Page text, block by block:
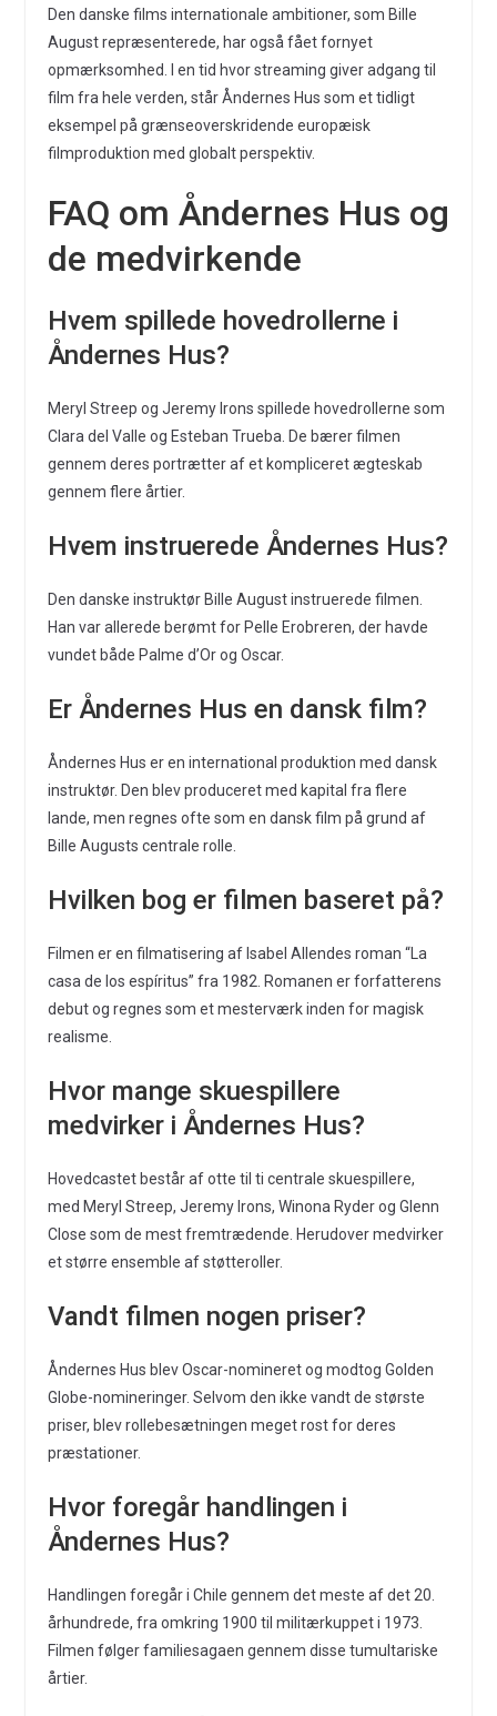
Den danske films internationale ambitioner, som Bille
August repræsenterede, har også fået fornyet
opmærksomhed. I en tid hvor streaming giver adgang til
film fra hele verden, står Åndernes Hus som et tidligt
eksempel på grænseoverskridende europæisk
filmproduktion med globalt perspektiv.
FAQ om Åndernes Hus og
de medvirkende
Hvem spillede hovedrollerne i
Åndernes Hus?
Meryl Streep og Jeremy Irons spillede hovedrollerne som
Clara del Valle og Esteban Trueba. De bærer filmen
gennem deres portrætter af et kompliceret ægteskab
gennem flere årtier.
Hvem instruerede Åndernes Hus?
Den danske instruktør Bille August instruerede filmen.
Han var allerede berømt for Pelle Erobreren, der havde
vundet både Palme d’Or og Oscar.
Er Åndernes Hus en dansk film?
Åndernes Hus er en international produktion med dansk
instruktør. Den blev produceret med kapital fra flere
lande, men regnes ofte som en dansk film på grund af
Bille Augusts centrale rolle.
Hvilken bog er filmen baseret på?
Filmen er en filmatisering af Isabel Allendes roman “La
casa de los espíritus” fra 1982. Romanen er forfatterens
debut og regnes som et mesterværk inden for magisk
realisme.
Hvor mange skuespillere
medvirker i Åndernes Hus?
Hovedcastet består af otte til ti centrale skuespillere,
med Meryl Streep, Jeremy Irons, Winona Ryder og Glenn
Close som de mest fremtrædende. Herudover medvirker
et større ensemble af støtteroller.
Vandt filmen nogen priser?
Åndernes Hus blev Oscar-nomineret og modtog Golden
Globe-nomineringer. Selvom den ikke vandt de største
priser, blev rollebesætningen meget rost for deres
præstationer.
Hvor foregår handlingen i
Åndernes Hus?
Handlingen foregår i Chile gennem det meste af det 20.
århundrede, fra omkring 1900 til militærkuppet i 1973.
Filmen følger familiesagaen gennem disse tumultariske
årtier.